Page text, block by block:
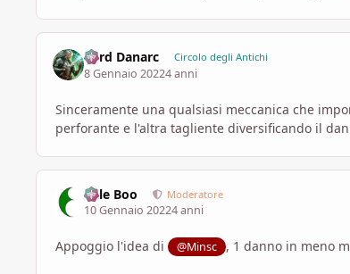
Lord Danarc Circolo degli Antichi
8 Gennaio 20224 anni
Sinceramente una qualsiasi meccanica che
perforante e l'altra tagliente diversificando il
Bille Boo Moderatore
10 Gennaio 20224 anni
Appoggio l'idea di @Minsc , 1 danno in meno